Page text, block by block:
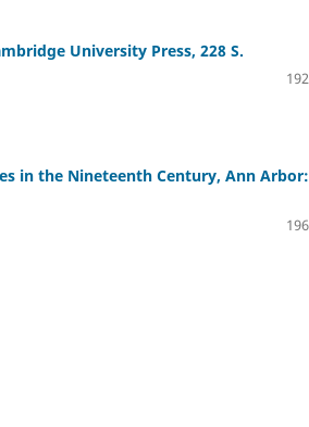
University Press, 228 S.
in the Nineteenth Century, Ann Arbor: